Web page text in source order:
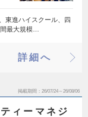
東進ハイスクール、四
最大規模…
詳細へ
掲載期間 26/07/24～26/08/06
ィーマネジ